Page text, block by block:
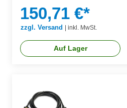
150,71 €*
zzgl. Versand inkl. MwSt.
Auf Lager